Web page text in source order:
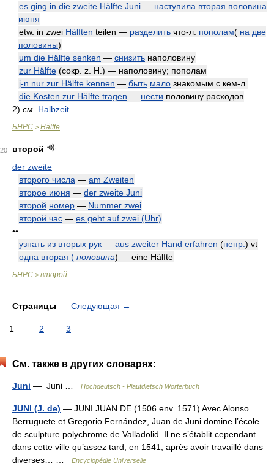
es ging in die zweite Hälfte Juni — наступила вторая половина
июня
etw. in zwei Hälften teilen — разделить что-л. пополам( на две
половины)
um die Hälfte senken — снизить наполовину
zur Hälfte (сокр. z. H.) — наполовину; пополам
j-n nur zur Hälfte kennen — быть мало знакомым с кем-л.
die Kosten zur Hälfte tragen — нести половину расходов
2) см. Halbzeit
БНРС > Hälfte
20
второй
der zweite
второго числа — am Zweiten
второе июня — der zweite Juni
второй номер — Nummer zwei
второй час — es geht auf zwei (Uhr)
••
узнать из вторых рук — aus zweiter Hand erfahren (непр. ) vt
одна вторая ( половина) — eine Hälfte
БНРС > второй
Страницы Следующая →
1 2 3
См. также в других словарях:
Juni — Juni … Hochdeutsch - Plautdietsch Wörterbuch
JUNI (J. de) — JUNI JUAN DE (1506 env. 1571) Avec Alonso
Berruguete et Gregorio Fernández, Juan de Juni domine l’école
de sculpture polychrome de Valladolid. Il ne s’établit cependant
dans cette ville qu’assez tard, en 1541, après avoir travaillé dans
diverses… …
Encyclopédie Universelle